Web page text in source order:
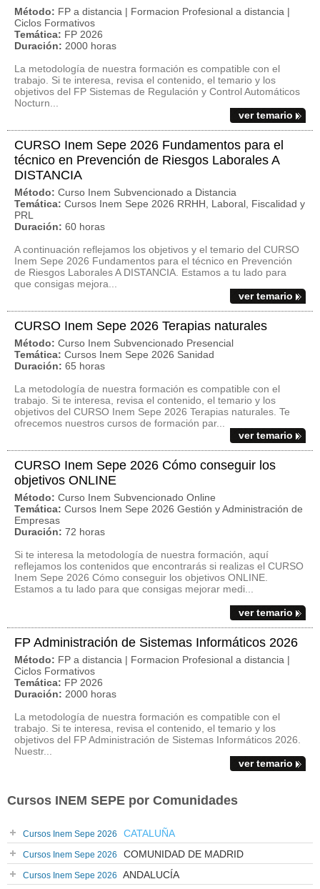
Método: FP a distancia | Formacion Profesional a distancia |
Ciclos Formativos
Temática: FP 2026
Duración: 2000 horas
La metodología de nuestra formación es compatible con el
trabajo. Si te interesa, revisa el contenido, el temario y los
objetivos del FP Sistemas de Regulación y Control Automáticos
Nocturn...
ver temario
CURSO Inem Sepe 2026 Fundamentos para el
técnico en Prevención de Riesgos Laborales A
DISTANCIA
Método: Curso Inem Subvencionado a Distancia
Temática: Cursos Inem Sepe 2026 RRHH, Laboral, Fiscalidad y
PRL
Duración: 60 horas
A continuación reflejamos los objetivos y el temario del CURSO
Inem Sepe 2026 Fundamentos para el técnico en Prevención
de Riesgos Laborales A DISTANCIA. Estamos a tu lado para
que consigas mejora...
ver temario
CURSO Inem Sepe 2026 Terapias naturales
Método: Curso Inem Subvencionado Presencial
Temática: Cursos Inem Sepe 2026 Sanidad
Duración: 65 horas
La metodología de nuestra formación es compatible con el
trabajo. Si te interesa, revisa el contenido, el temario y los
objetivos del CURSO Inem Sepe 2026 Terapias naturales. Te
ofrecemos nuestros cursos de formación par...
ver temario
CURSO Inem Sepe 2026 Cómo conseguir los
objetivos ONLINE
Método: Curso Inem Subvencionado Online
Temática: Cursos Inem Sepe 2026 Gestión y Administración de
Empresas
Duración: 72 horas
Si te interesa la metodología de nuestra formación, aquí
reflejamos los contenidos que encontrarás si realizas el CURSO
Inem Sepe 2026 Cómo conseguir los objetivos ONLINE.
Estamos a tu lado para que consigas mejorar medi...
ver temario
FP Administración de Sistemas Informáticos 2026
Método: FP a distancia | Formacion Profesional a distancia |
Ciclos Formativos
Temática: FP 2026
Duración: 2000 horas
La metodología de nuestra formación es compatible con el
trabajo. Si te interesa, revisa el contenido, el temario y los
objetivos del FP Administración de Sistemas Informáticos 2026.
Nuestr...
ver temario
Cursos INEM SEPE por Comunidades
Cursos Inem Sepe 2026 CATALUÑA
Cursos Inem Sepe 2026 COMUNIDAD DE MADRID
Cursos Inem Sepe 2026 ANDALUCÍA